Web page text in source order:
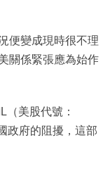
便變成現時很不理
關係緊張應為始作
美股代號：
政府的阻擾，這部